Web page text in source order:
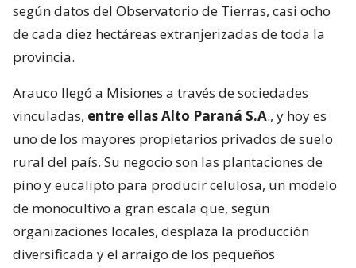
según datos del Observatorio de Tierras, casi ocho
de cada diez hectáreas extranjerizadas de toda la
provincia.
Arauco llegó a Misiones a través de sociedades
vinculadas, entre ellas Alto Paraná S.A., y hoy es
uno de los mayores propietarios privados de suelo
rural del país. Su negocio son las plantaciones de
pino y eucalipto para producir celulosa, un modelo
de monocultivo a gran escala que, según
organizaciones locales, desplaza la producción
diversificada y el arraigo de los pequeños